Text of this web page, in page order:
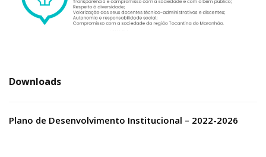
Downloads
Plano de Desenvolvimento Institucional – 2022-2026